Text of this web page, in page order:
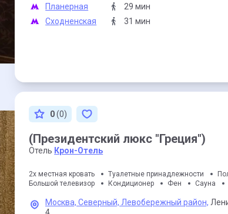
Планерная
29 мин
Сходненская
31 мин
0(0)
(Президентский люкс "Греция")
Отель Крон-Отель
2х местная кровать Туалетные принадлежности
Большой телевизор
Кондиционер Фен Сауна
Москва,Северный,Левобережный район,